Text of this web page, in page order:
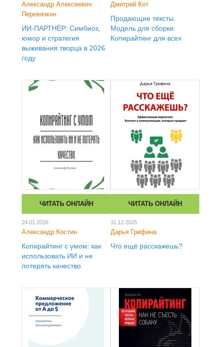
Александр Алексеевич
Перевязкин
ИИ-ПАРТНЁР: Симбиоз,
юмор и стратегия
выживания творца в 2026
году
Дмитрий Кот
Продающие тексты.
Модель для сборки.
Копирайтинг для всех
ЧИТАТЬ ОНЛАЙН
24.01.2026
Александр Костин
Копирайтинг с умом: как
использовать ИИ и не
потерять качество
ЧИТАТЬ ОНЛАЙН
31.12.2025
Дарья Грифина
Что ещё расскажешь?